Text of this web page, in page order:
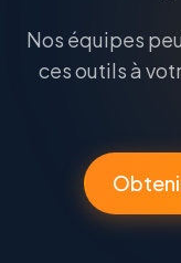
Nos équipes
ces outils à